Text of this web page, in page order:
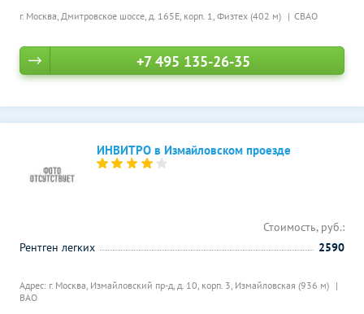
г. Москва, Дмитровское шоссе, д. 165Е, корп. 1, Физтех (402 м) СВАО
+7 495 135-26-35
ИНВИТРО в Измайловском проезде
Адрес: г. Москва, Измайловский пр-д, д. 10, корп. 3, Измайловская (936 м)
ВАО
Стоимость, руб.:
Рентген легких
2590